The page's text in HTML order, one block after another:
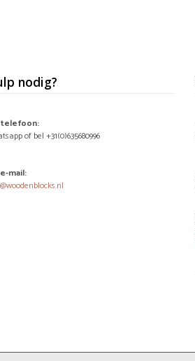
nodig?
telefoon:
of bel +31(0)635680996
mail: